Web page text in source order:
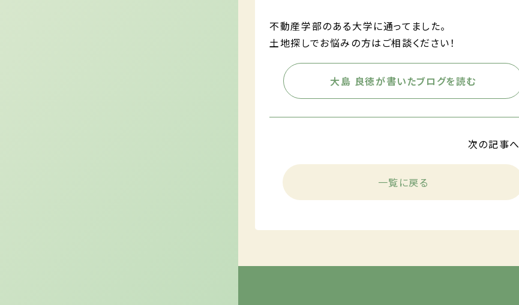
不動産学部のある大学に通ってました。
土地探しでお悩みの方はご相談ください！
大島 良徳が書いたブログを読む
次の記事へ
一覧に戻る